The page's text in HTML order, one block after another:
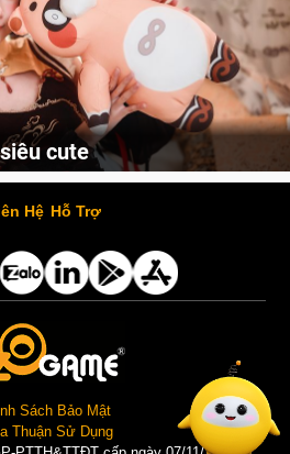
cute
Cùng thưởng thức những hình ảnh cosplay Xiangling trong Genshin Impact siêu dễ thương của người dùng Weibo "阿包也是兔娘"
Hệ Hỗ Trợ
Sách Bảo Mật
Thuận Sử Dụng